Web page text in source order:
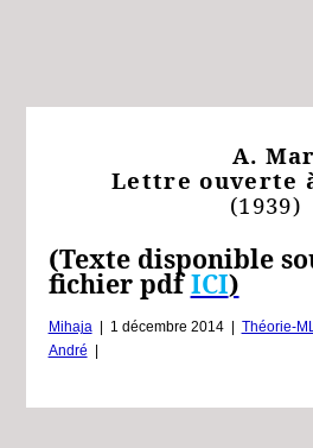
A.
Lettre ouverte
(1939)
(Texte disponible
fichier pdfICI)
Mihaja 1 décembre 2014 Théorie-
André